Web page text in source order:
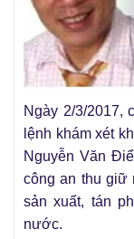
Ngày 2/3/2017,
lệnh khám xét
Nguyễn Văn
công an thu giữ
sản xuất, tán
nước.